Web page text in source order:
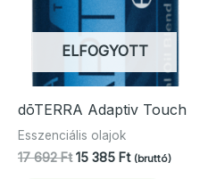
ELFOGYOTT
dōTERRA Adaptiv Touch
Esszenciális olajok
17 692Ft Original
15 385 FtCurrent
(bruttó)